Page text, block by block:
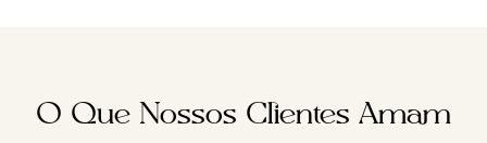
O Que Nossos Clientes Amam